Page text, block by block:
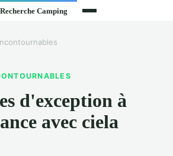
d'exception à
avec ciela